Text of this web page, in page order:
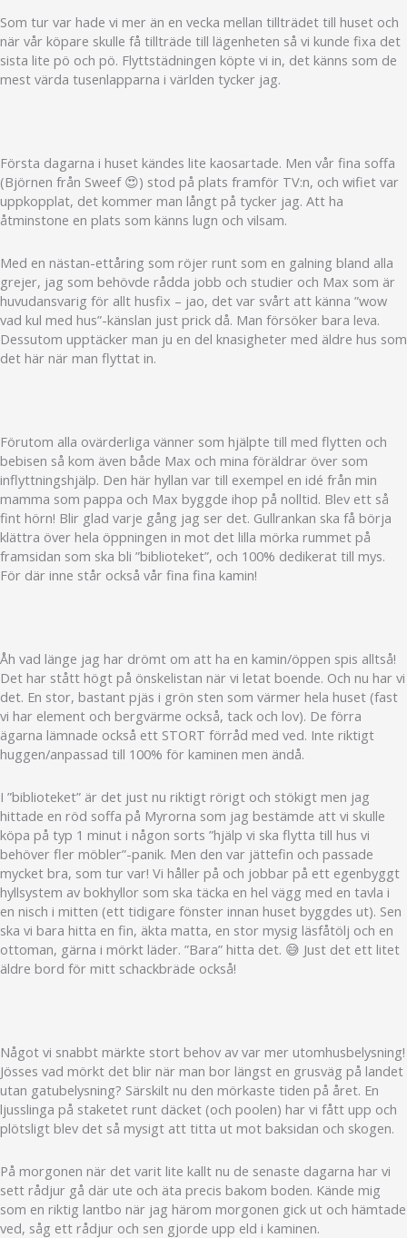
Som tur var hade vi mer än en vecka mellan tillträdet till huset och
när vår köpare skulle få tillträde till lägenheten så vi kunde fixa det
sista lite pö och pö. Flyttstädningen köpte vi in, det känns som de
mest värda tusenlapparna i världen tycker jag.
Första dagarna i huset kändes lite kaosartade. Men vår fina soffa
(Björnen från Sweef 😍) stod på plats framför TV:n, och wifiet var
uppkopplat, det kommer man långt på tycker jag. Att ha
åtminstone en plats som känns lugn och vilsam.
Med en nästan-ettåring som röjer runt som en galning bland alla
grejer, jag som behövde rådda jobb och studier och Max som är
huvudansvarig för allt husfix – jao, det var svårt att känna ”wow
vad kul med hus”-känslan just prick då. Man försöker bara leva.
Dessutom upptäcker man ju en del knasigheter med äldre hus som
det här när man flyttat in.
Förutom alla ovärderliga vänner som hjälpte till med flytten och
bebisen så kom även både Max och mina föräldrar över som
inflyttningshjälp. Den här hyllan var till exempel en idé från min
mamma som pappa och Max byggde ihop på nolltid. Blev ett så
fint hörn! Blir glad varje gång jag ser det. Gullrankan ska få börja
klättra över hela öppningen in mot det lilla mörka rummet på
framsidan som ska bli ”biblioteket”, och 100% dedikerat till mys.
För där inne står också vår fina fina kamin!
Åh vad länge jag har drömt om att ha en kamin/öppen spis alltså!
Det har stått högt på önskelistan när vi letat boende. Och nu har vi
det. En stor, bastant pjäs i grön sten som värmer hela huset (fast
vi har element och bergvärme också, tack och lov). De förra
ägarna lämnade också ett STORT förråd med ved. Inte riktigt
huggen/anpassad till 100% för kaminen men ändå.
I ”biblioteket” är det just nu riktigt rörigt och stökigt men jag
hittade en röd soffa på Myrorna som jag bestämde att vi skulle
köpa på typ 1 minut i någon sorts ”hjälp vi ska flytta till hus vi
behöver fler möbler”-panik. Men den var jättefin och passade
mycket bra, som tur var! Vi håller på och jobbar på ett egenbyggt
hyllsystem av bokhyllor som ska täcka en hel vägg med en tavla i
en nisch i mitten (ett tidigare fönster innan huset byggdes ut). Sen
ska vi bara hitta en fin, äkta matta, en stor mysig läsfåtölj och en
ottoman, gärna i mörkt läder. ”Bara” hitta det. 😅 Just det ett litet
äldre bord för mitt schackbräde också!
Något vi snabbt märkte stort behov av var mer utomhusbelysning!
Jösses vad mörkt det blir när man bor längst en grusväg på landet
utan gatubelysning? Särskilt nu den mörkaste tiden på året. En
ljusslinga på staketet runt däcket (och poolen) har vi fått upp och
plötsligt blev det så mysigt att titta ut mot baksidan och skogen.
På morgonen när det varit lite kallt nu de senaste dagarna har vi
sett rådjur gå där ute och äta precis bakom boden. Kände mig
som en riktig lantbo när jag härom morgonen gick ut och hämtade
ved, såg ett rådjur och sen gjorde upp eld i kaminen.